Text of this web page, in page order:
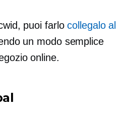
puoi farlocollegalo al
un modo semplice
online.